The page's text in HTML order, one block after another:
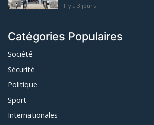
Il y a 3 jours
Catégories Populaires
Société
Sécurité
Politique
Sport
Internationales